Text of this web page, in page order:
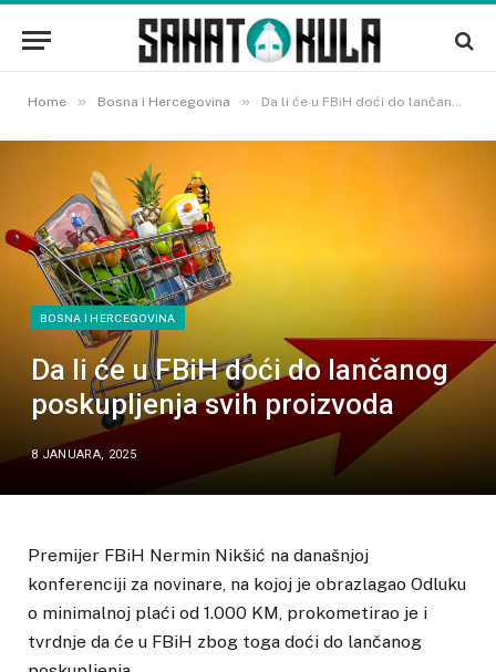
Home » Bosna i Hercegovina » Da li će u FBiH doći do lančanog poskupljenja svih proizvoda
BOSNA I HERCEGOVINA
Da li će u FBiH doći do lančanog
poskupljenja svih proizvoda
8 JANUARA, 2025
Premijer FBiH Nermin Nikšić na današnjoj
konferenciji za novinare, na kojoj je obrazlagao Odluku
o minimalnoj plaći od 1.000 KM, prokometirao je i
tvrdnje da će u FBiH zbog toga doći do lančanog